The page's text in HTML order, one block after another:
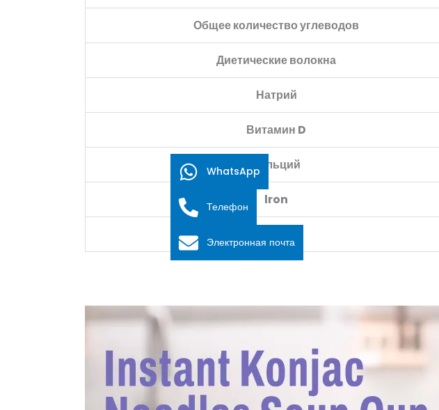
Общее количество углеводов
Диетические волокна
Натрий
Витамин D
Кальций
lron
WhatsApp
Телефон
Электронная почта